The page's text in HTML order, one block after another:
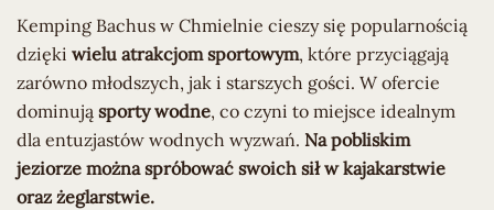
Kemping Bachus w Chmielnie cieszy się popularnością
dzięki wielu atrakcjom sportowym, które przyciągają
zarówno młodszych, jak i starszych gości. W ofercie
dominują sporty wodne, co czyni to miejsce idealnym
dla entuzjastów wodnych wyzwań. Na pobliskim
jeziorze można spróbować swoich sił w kajakarstwie
oraz żeglarstwie.